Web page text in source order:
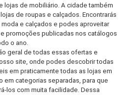
lojas de mobiliário. A cidade também
de roupas e calçados. Encontrarás
e calçados e podes aproveitar
promoções publicadas nos catálogos
o ano.
geral de todas essas ofertas e
site, onde podes descobrir todas
em praticamente todas as lojas em
em categorias separadas, para que
los com muita facilidade. Dessa